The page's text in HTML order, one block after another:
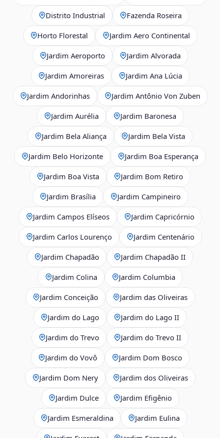
Distrito Industrial Fazenda Roseira
Horto Florestal Jardim Aero Continental
Jardim Aeroporto Jardim Alvorada
Jardim Amoreiras Jardim Ana Lúcia
Jardim Andorinhas Jardim Antônio Von Zuben
Jardim Aurélia Jardim Baronesa
Jardim Bela Aliança Jardim Bela Vista
Jardim Belo Horizonte Jardim Boa Esperança
Jardim Boa Vista Jardim Bom Retiro
Jardim Brasília Jardim Campineiro
Jardim Campos Elíseos Jardim Capricórnio
Jardim Carlos Lourenço Jardim Centenário
Jardim Chapadão Jardim Chapadão II
Jardim Colina Jardim Columbia
Jardim Conceição Jardim das Oliveiras
Jardim do Lago Jardim do Lago II
Jardim do Trevo Jardim do Trevo II
Jardim do Vovô Jardim Dom Bosco
Jardim Dom Nery Jardim dos Oliveiras
Jardim Dulce Jardim Efigênio
Jardim Esmeraldina Jardim Eulina